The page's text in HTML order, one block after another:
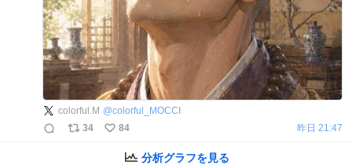
colorful.M @colorful_MOCCI
34
84 昨日 21:47
分析グラフを見る